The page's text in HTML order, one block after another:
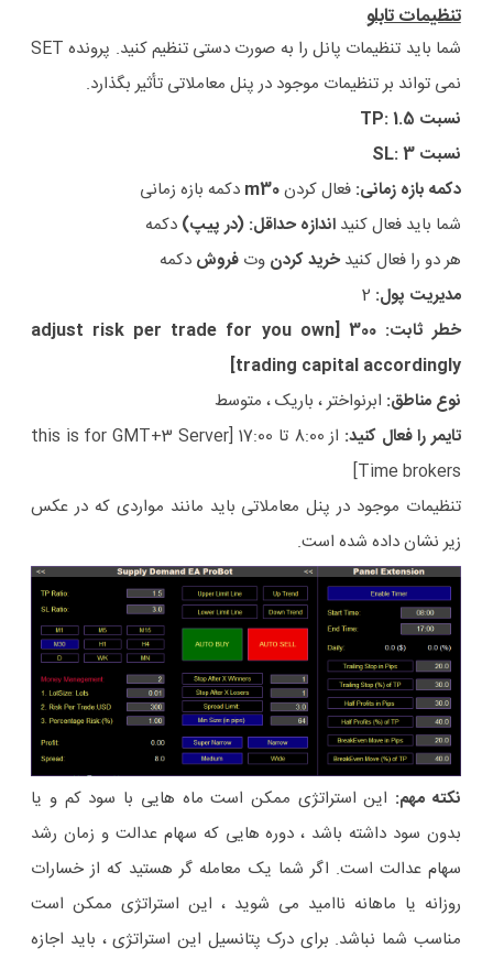
تنظیمات تابلو
شما باید تنظیمات پانل را به صورت دستی تنظیم کنید. پرونده SET
نمی تواند بر تنظیمات موجود در پنل معاملاتی تأثیر بگذارد.
نسبت TP: 1.5
نسبت SL:3
دکمه بازه زمانی:فعال کردنm30 دکمه بازه زمانی
شما باید فعال کنیداندازه حداقل: (در پیپ) دکمه
هر دو را فعال کنیدخرید کردنوتفروشدکمه
مدیریت پول:
خطر ثابت: 300 [adjust risk per trade for you own
trading capital accordingly]
نوع مناطق: ابرنواختر ، باریک ، متوسط
تایمر را فعال کنید:
از 8:00 تا 17:00 [this is for GMT+3 Server
Time brokers]
تنظیمات موجود در پنل معاملاتی باید مانند مواردی که در عکس
زیر نشان داده شده است.
نکته مهم: این استراتژی ممکن است ماه هایی با سود کم و یا
بدون سود داشته باشد ، دوره هایی که سهام عدالت و زمان رشد
سهام عدالت است. اگر شما یک معامله گر هستید که از خسارات
روزانه یا ماهانه ناامید می شوید ، این استراتژی ممکن است
مناسب شما نباشد. برای درک پتانسیل این استراتژی ، باید اجازه